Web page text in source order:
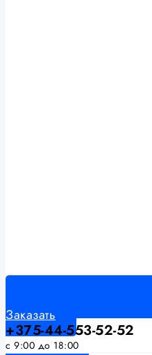
Заказать
+375-44-553-52-52
с 9:00 до 18:00